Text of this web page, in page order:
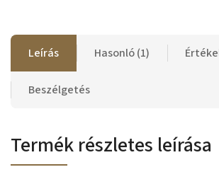
Leírás Hasonló (1)
Beszélgetés
Termék részletes leírása